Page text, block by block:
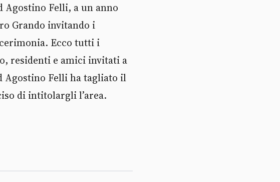
Agostino Felli, a un anno
Grando invitando i
Ecco tutti i
residenti e amici invitati a
Agostino Felli ha tagliato il
di intitolargli l’area.